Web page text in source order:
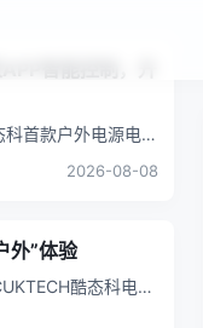
首款户外电源电能
2026-08-08
外”体验
酷态科电能